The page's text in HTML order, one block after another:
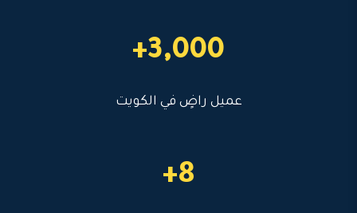
3,000+
عميل راضٍ في الكويت
8+